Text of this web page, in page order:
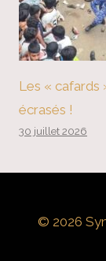
Les « cafards
écrasés !
30 juillet 2026
© 2026